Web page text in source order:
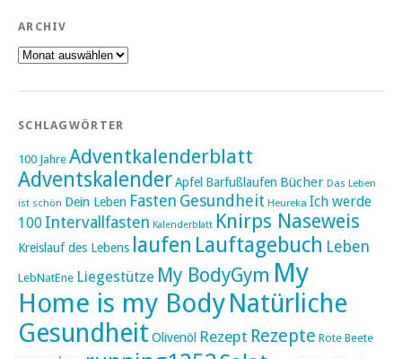
ARCHIV
Archiv
SCHLAGWÖRTER
100 Jahre Adventkalenderblatt
AdventskalenderApfel Barfußlaufen Bücher Das Leben
ist schön Dein Leben Fasten Gesundheit Heureka Ich werde
100 Intervallfasten Kalenderblatt Knirps Naseweis
Kreislauf des Lebens laufen Lauftagebuch Leben
LebNatEne Liegestütze My BodyGym My
Home is my Body Natürliche
Gesundheit Olivenöl Rezept Rezepte Rote Beete